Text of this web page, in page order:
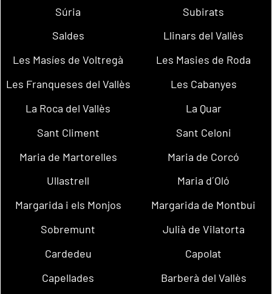
Súria
Subirats
Saldes
Llinars del Vallès
Les Masíes de Voltregà
Les Masies de Roda
Les Franqueses del Vallès
Les Cabanyes
La Roca del Vallès
La Quar
Sant Climent
Sant Celoni
Maria de Martorelles
Maria de Corcó
Ullastrell
Maria d´Oló
Margarida i els Monjos
Margarida de Montbui
Sobremunt
Julià de Vilatorta
Cardedeu
Capolat
Capellades
Barberà del Vallès